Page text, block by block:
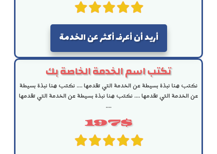
أريد أن أعرف أكثر عن الخدمة
تكتب اسم الخدمة الخاصة بك
نكتب هنا نبذة بسيطة عن الخدمة التي تقدمها .... نكتب هنا نبذة بسيطة
عن الخدمة التي تقدمها .... نكتب هنا نبذة بسيطة عن الخدمة التي تقدمها
....
197$